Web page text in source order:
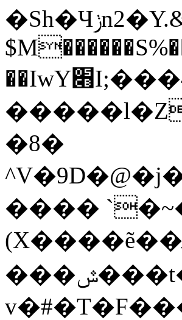
�Sh�Чݫn2�Y.&����S-�T�sz�Yy�ܮ֋���
��IwY׋I;���45x����G��� ;0�n
�8�
����
(X����ẽ��ލ��v����M��q�\jdHR
���ݜ���t������F<��TRK����:���by��t|`�ͦ�n���I�C�[]u��O�tY���i*���̃_߮�̬[w�c�io�m�D9#]��W�����͟n�������y;��*�Z����[